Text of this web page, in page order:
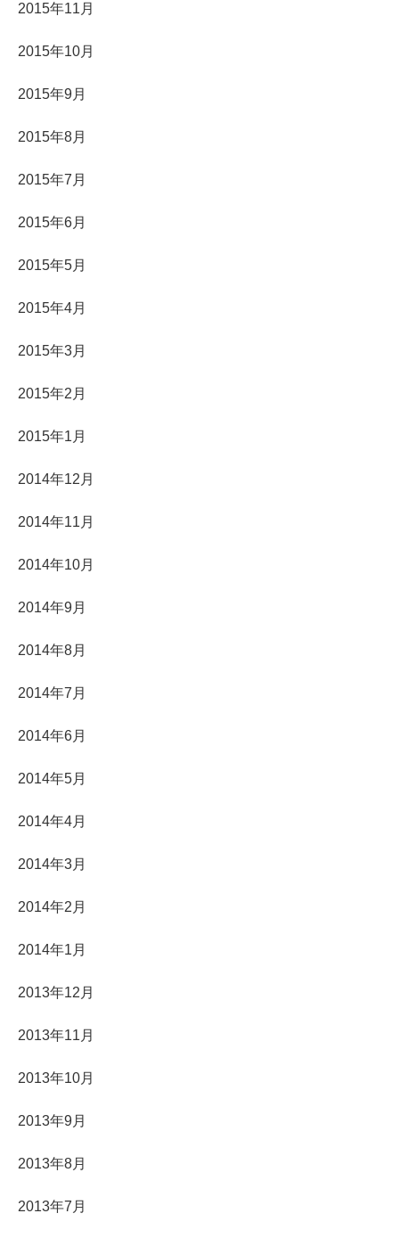
2015年11月
2015年10月
2015年9月
2015年8月
2015年7月
2015年6月
2015年5月
2015年4月
2015年3月
2015年2月
2015年1月
2014年12月
2014年11月
2014年10月
2014年9月
2014年8月
2014年7月
2014年6月
2014年5月
2014年4月
2014年3月
2014年2月
2014年1月
2013年12月
2013年11月
2013年10月
2013年9月
2013年8月
2013年7月